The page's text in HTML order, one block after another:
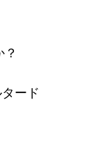
ード